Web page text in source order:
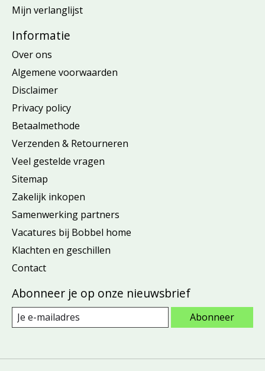
Mijn verlanglijst
Informatie
Over ons
Algemene voorwaarden
Disclaimer
Privacy policy
Betaalmethode
Verzenden & Retourneren
Veel gestelde vragen
Sitemap
Zakelijk inkopen
Samenwerking partners
Vacatures bij Bobbel home
Klachten en geschillen
Contact
Abonneer je op onze nieuwsbrief
Abonneer